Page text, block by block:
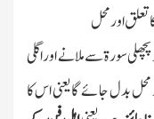
تعلق اور محل
پچھلی سورۃ سے ملانے اور اگلی
محل بدل جائے گا یعنی اس کا